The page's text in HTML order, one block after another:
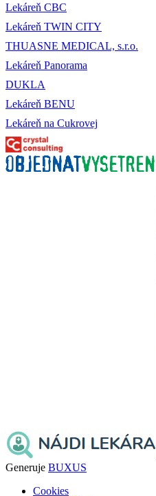
Lekáreň CBC
Lekáreň TWIN CITY
THUASNE MEDICAL, s.r.o.
Lekáreň Panorama
DUKLA
Lekáreň BENU
Lekáreň na Cukrovej
Generuje BUXUS
Cookies